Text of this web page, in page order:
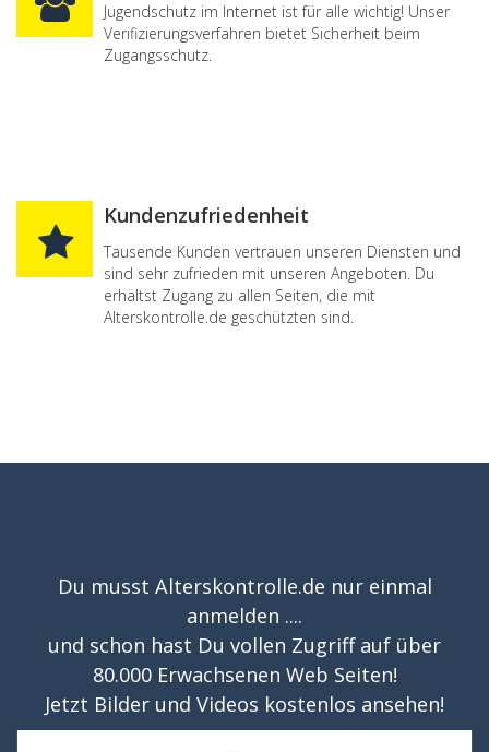
Jugendschutz im Internet ist für alle wichtig! Unser
Verifizierungsverfahren bietet Sicherheit beim
Zugangsschutz.
Kundenzufriedenheit
Tausende Kunden vertrauen unseren Diensten und
sind sehr zufrieden mit unseren Angeboten. Du
erhältst Zugang zu allen Seiten, die mit
Alterskontrolle.de geschützten sind.
Du musst Alterskontrolle.de nur einmal
anmelden ....
und schon hast Du vollen Zugriff auf über
80.000 Erwachsenen Web Seiten!
Jetzt Bilder und Videos kostenlos ansehen!